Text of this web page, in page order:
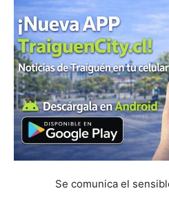
Se comunica el